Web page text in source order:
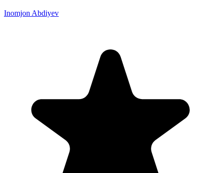
Inomjon Abdiyev